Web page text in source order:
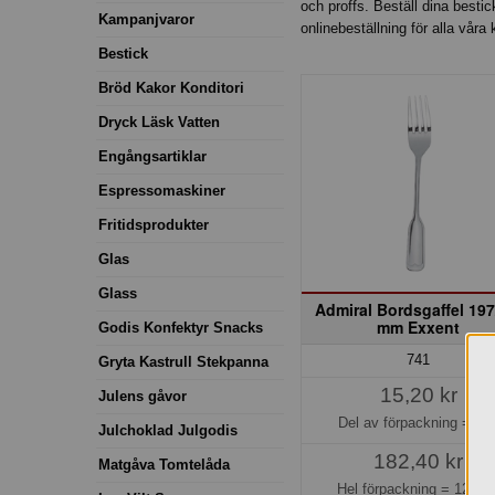
Kampanjvaror
Bestick
Bröd Kakor Konditori
Dryck Läsk Vatten
Engångsartiklar
Espressomaskiner
Fritidsprodukter
Glas
Glass
Godis Konfektyr Snacks
Gryta Kastrull Stekpanna
Julens gåvor
Julchoklad Julgodis
Matgåva Tomtelåda
och proffs. Beställ dina
onlinebeställning för alla våra
Admiral Bordsgaffel
mm Exxent
741
15,20 kr
Del av förpackning =
182,40 kr
Hel förpackning = 12*1 st